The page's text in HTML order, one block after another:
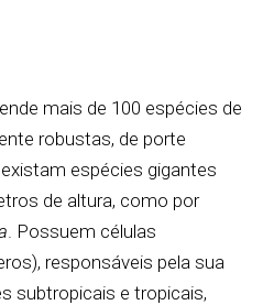
mais de 100 espécies de
robustas, de porte
espécies gigantes
de altura, como por
. Possuem células
responsáveis pela sua
subtropicais e tropicais,